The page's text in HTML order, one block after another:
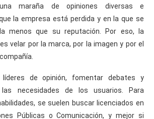
una maraña de opiniones diversas e
la empresa está perdida y en la que se
menos que su reputación. Por eso, la
velar por la marca, por la imagen y por el
de opinión, fomentar debates y
necesidades de los usuarios. Para
se suelen buscar licenciados en
Públicas o Comunicación, y mejor si